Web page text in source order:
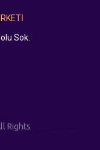
Sok.
Rights